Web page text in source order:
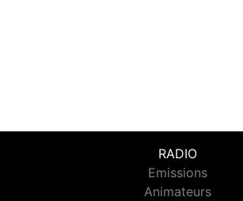
RADIO
Emissions
Animateurs